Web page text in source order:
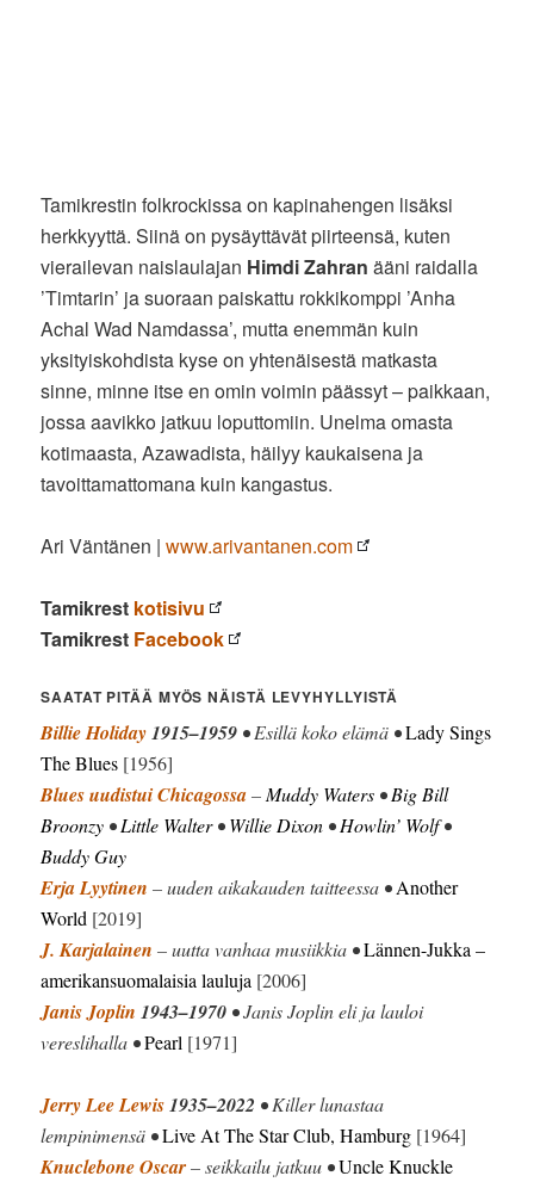
Tamikrestin folkrockissa on kapinahengen lisäksi
herkkyyttä. Siinä on pysäyttävät piirteensä, kuten
vierailevan naislaulajan Himdi Zahran ääni raidalla
’Timtarin’ ja suoraan paiskattu rokkikomppi ’Anha
Achal Wad Namdassa’, mutta enemmän kuin
yksityiskohdista kyse on yhtenäisestä matkasta
sinne, minne itse en omin voimin päässyt – paikkaan,
jossa aavikko jatkuu loputtomiin. Unelma omasta
kotimaasta, Azawadista, häilyy kaukaisena ja
tavoittamattomana kuin kangastus.
Ari Väntänen |www.arivantanen.com
Tamikrest kotisivu
Tamikrest Facebook
SAATAT PITÄÄ MYÖS NÄISTÄ LEVYHYLLYISTÄ
Billie Holiday1915–1959 • Esillä koko elämä •Lady Sings
The Blues [1956]
Blues uudistui Chicagossa– Muddy Waters •Big Bill
Broonzy •Little Walter•Willie Dixon •Howlin’ Wolf•
Buddy Guy
Erja Lyytinen – uuden aikakauden taitteessa •Another
World [2019]
J. Karjalainen – uutta vanhaa musiikkia •Lännen-Jukka –
amerikansuomalaisia lauluja [2006]
Janis Joplin 1943–1970 • Janis Joplin eli ja lauloi
vereslihalla •Pearl [1971]
Jerry Lee Lewis1935–2022 • Killer lunastaa
lempinimensä •Live At The Star Club, Hamburg [1964]
Knuclebone Oscar– seikkailu jatkuu •Uncle Knuckle